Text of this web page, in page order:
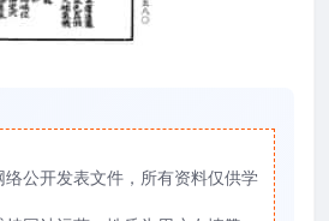
络公开发表文件，所有资料仅供学